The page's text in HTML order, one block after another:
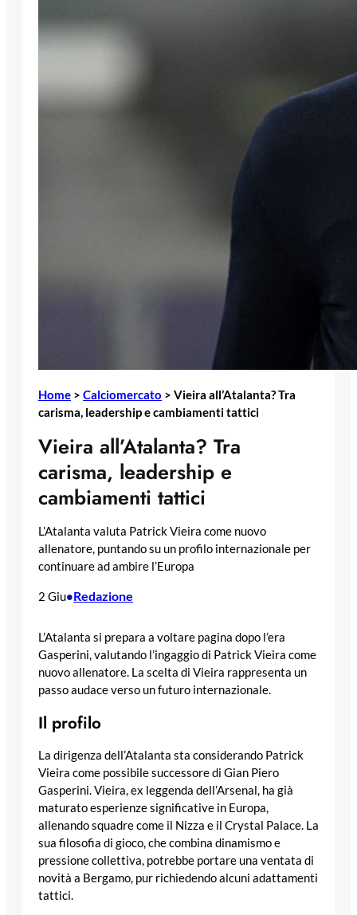
Home > Calciomercato > Vieira all’Atalanta? Tra
carisma, leadership e cambiamenti tattici
Vieira all’Atalanta? Tra
carisma, leadership e
cambiamenti tattici
L’Atalanta valuta Patrick Vieira come nuovo
allenatore, puntando su un profilo internazionale per
continuare ad ambire l’Europa
2 Giu•Redazione
L’Atalanta si prepara a voltare pagina dopo l’era
Gasperini, valutando l’ingaggio di Patrick Vieira come
nuovo allenatore. La scelta di Vieira rappresenta un
passo audace verso un futuro internazionale.
Il profilo
La dirigenza dell’Atalanta sta considerando Patrick
Vieira come possibile successore di Gian Piero
Gasperini. Vieira, ex leggenda dell’Arsenal, ha già
maturato esperienze significative in Europa,
allenando squadre come il Nizza e il Crystal Palace. La
sua filosofia di gioco, che combina dinamismo e
pressione collettiva, potrebbe portare una ventata di
novità a Bergamo, pur richiedendo alcuni adattamenti
tattici.